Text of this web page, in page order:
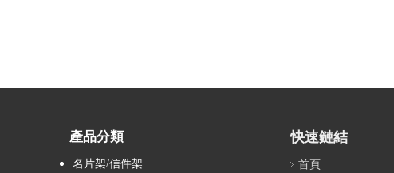
產品分類
名片架/信件架
快速鏈結
首頁